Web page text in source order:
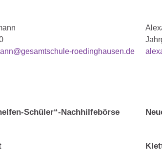
roedinghausen.de
Schüler“-Nachhilfebörse